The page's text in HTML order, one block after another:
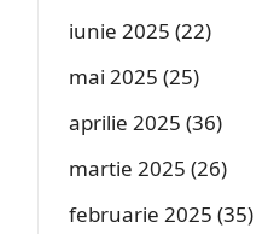
iunie 2025 (22)
mai 2025 (25)
aprilie 2025 (36)
martie 2025 (26)
februarie 2025 (35)